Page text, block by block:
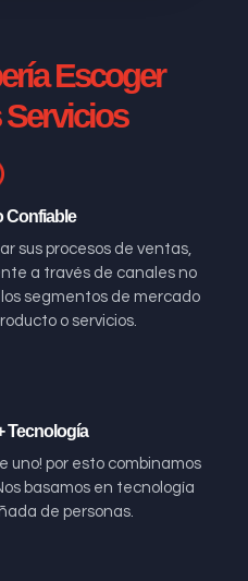
Escoger
Confiable
sus procesos de ventas,
a través de canales no
segmentos de mercado
o servicios.
Tecnología
uno! por esto combinamos
basamos en tecnología
de personas.